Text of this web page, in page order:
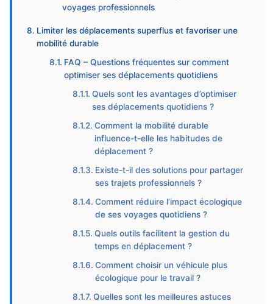
voyages professionnels
Limiter les déplacements superflus et favoriser une
mobilité durable
FAQ – Questions fréquentes sur comment
optimiser ses déplacements quotidiens
Quels sont les avantages d’optimiser
ses déplacements quotidiens ?
Comment la mobilité durable
influence-t-elle les habitudes de
déplacement ?
Existe-t-il des solutions pour partager
ses trajets professionnels ?
Comment réduire l’impact écologique
de ses voyages quotidiens ?
Quels outils facilitent la gestion du
temps en déplacement ?
Comment choisir un véhicule plus
écologique pour le travail ?
Quelles sont les meilleures astuces